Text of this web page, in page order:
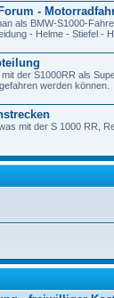
-
als BMW-S1000-
- Helme - Stiefel -
der S1000RR als
werden können.
mit der S 1000 RR,